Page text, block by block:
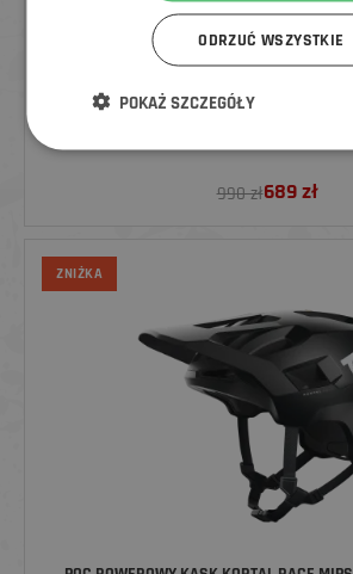
990 zł689zł
ZNIŻKA
ODRZUĆ WSZYSTKIE
POKAŻ SZCZEGÓŁY